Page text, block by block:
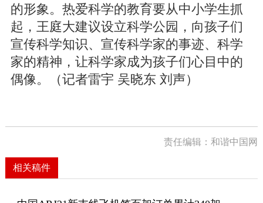
的形象。热爱科学的教育要从中小学生抓
起，王庭大建议设立科学公园，向孩子们
宣传科学知识、宣传科学家的事迹、科学
家的精神，让科学家成为孩子们心目中的
偶像。（记者雷宇 吴晓东 刘声）
责任编辑：和谐中国网
相关稿件